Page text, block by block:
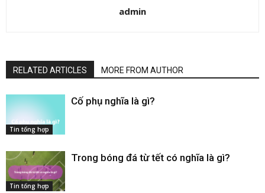
admin
RELATED ARTICLES MORE FROM AUTHOR
Tin tổng hợp
Cố phụ nghĩa là gì​?
Tin tổng hợp
Trong bóng đá từ tết có nghĩa là gì​?